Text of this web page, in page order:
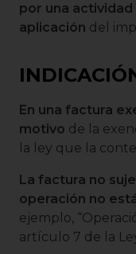
por una
aplicación del
En una factura
motivo de la
la ley que la
La factura no
operación no
ejemplo,
artículo 7 de la